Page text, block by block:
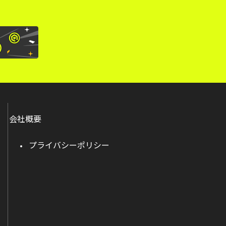
会社概要
プライバシーポリシー